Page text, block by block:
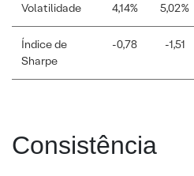
Volatilidade 4,14% 5,02%
Índice de
Sharpe
-0,78 -1,51
Consistência